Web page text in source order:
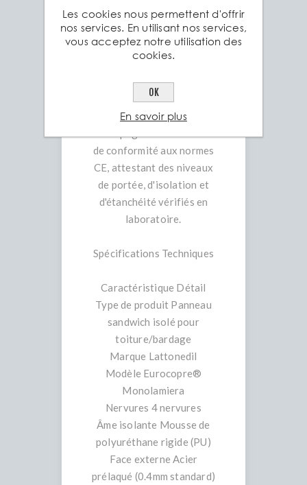
60, 80, 100 mm selon le
modèle spécifique) et de
revêtements pour s'adapter
architecturales.
• Certification Qualité :
Chaque panneau est
de conformité aux normes
CE, attestant des niveaux
de portée, d'isolation et
d'étanchéité vérifiés en
laboratoire.
Spécifications Techniques
Caractéristique Détail
Type de produit Panneau
sandwich isolé pour
toiture/bardage
Marque Lattonedil
Modèle Eurocopre®
Monolamiera
Nervures 4 nervures
Âme isolante Mousse de
polyuréthane rigide (PU)
Face externe Acier
prélaqué (0.4mm standard)
Les cookies nous permettent d'offrir
nos services. En utilisant nos services,
vous acceptez notre utilisation des
cookies.
OK
En savoir plus